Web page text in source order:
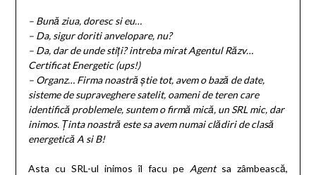
– Bună ziua, doresc si eu…
– Da, sigur doriti anvelopare, nu?
– Da, dar de unde stiți? intreba mirat Agentul Răzv…
Certificat Energetic (ups!)
– Organz… Firma noastră știe tot, avem o bază de date,
sisteme de supraveghere satelit, oameni de teren care
identifică problemele, suntem o firmă mică, un SRL mic, dar
inimos. Ținta noastră este sa avem numai clădiri de clasă
energetică A si B!
Asta cu SRL-ul inimos îl facu pe Agentsa zâmbească,